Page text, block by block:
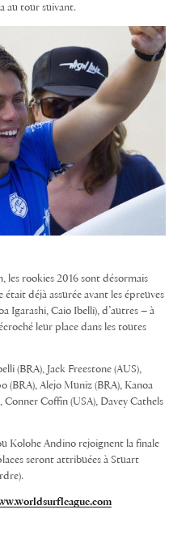
au tour suivant.
les rookies 2016 sont désormais
déjà assurée avant les épreuves
Igarashi, Caio Ibelli), d’autres – à
leur place dans les toutes
(BRA), Jack Freestone (AUS),
(BRA), Alejo Muniz (BRA), Kanoa
Conner Coffin (USA), Davey Cathels
Kolohe Andino rejoignent la finale
seront attribuées à Stuart